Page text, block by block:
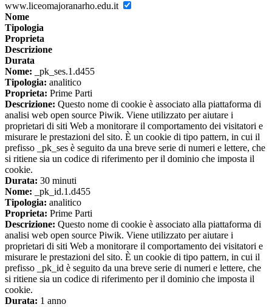
www.liceomajoranarho.edu.it
Nome
Tipologia
Proprieta
Descrizione
Durata
Nome: _pk_ses.1.d455
Tipologia: analitico
Proprieta: Prime Parti
Descrizione: Questo nome di cookie è associato alla piattaforma di
analisi web open source Piwik. Viene utilizzato per aiutare i
proprietari di siti Web a monitorare il comportamento dei visitatori e
misurare le prestazioni del sito. È un cookie di tipo pattern, in cui il
prefisso _pk_ses è seguito da una breve serie di numeri e lettere, che
si ritiene sia un codice di riferimento per il dominio che imposta il
cookie.
Durata: 30 minuti
Nome: _pk_id.1.d455
Tipologia: analitico
Proprieta: Prime Parti
Descrizione: Questo nome di cookie è associato alla piattaforma di
analisi web open source Piwik. Viene utilizzato per aiutare i
proprietari di siti Web a monitorare il comportamento dei visitatori e
misurare le prestazioni del sito. È un cookie di tipo pattern, in cui il
prefisso _pk_id è seguito da una breve serie di numeri e lettere, che
si ritiene sia un codice di riferimento per il dominio che imposta il
cookie.
Durata: 1 anno